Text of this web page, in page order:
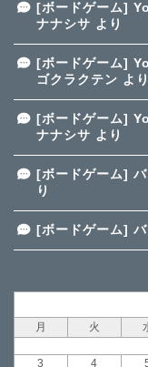
[ボードゲーム]
ナナシサ より
[ボードゲーム]
ゴクラクテン より
[ボードゲーム]
ナナシサ より
[ボードゲーム]
り
[ボードゲーム]
月
火
3
4